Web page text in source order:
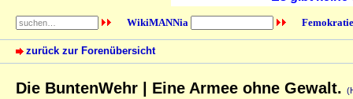
WikiMANNia
zurück zur Forenübersicht
Die BuntenWehr | Eine Armee ohne Gewalt.